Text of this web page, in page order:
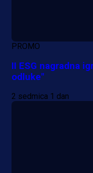
PROMO
II ESG nagradna
odluke"
2 sedmica 1 dan